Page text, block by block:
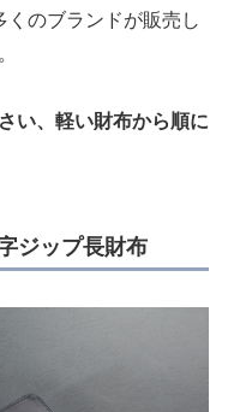
くのブランドが販売し
い、軽い財布から順に
ジップ長財布